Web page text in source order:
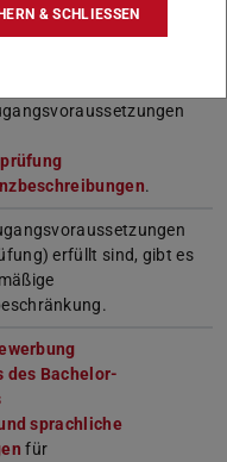
Engineeringder TU
.
erfüllt sind, gibt es
des Bachelor-
sprachliche
für
& SCHLIESSEN